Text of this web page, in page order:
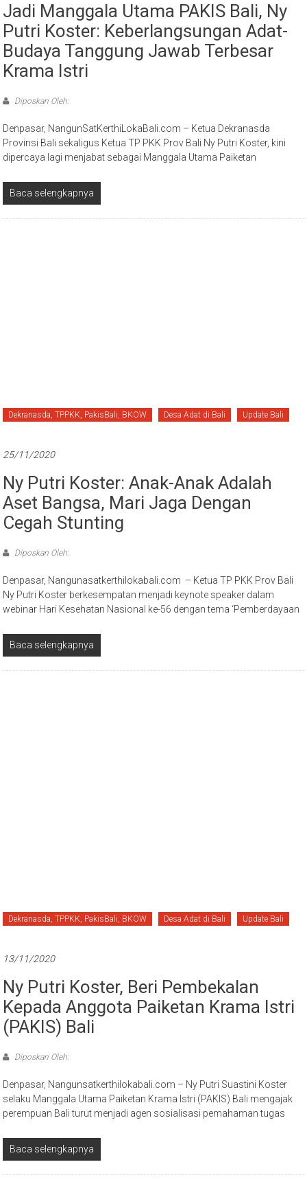
Jadi Manggala Utama PAKIS Bali, Ny
Putri Koster: Keberlangsungan Adat-
Budaya Tanggung Jawab Terbesar
Krama Istri
Diposkan Oleh:
Denpasar, NangunSatKerthiLokaBali.com – Ketua Dekranasda
Provinsi Bali sekaligus Ketua TP PKK Prov Bali Ny Putri Koster, kini
dipercaya lagi menjabat sebagai Manggala Utama Paiketan
Baca selengkapnya
Dekranasda, TPPKK, PakisBali, BKOW Desa Adat di Bali Update Bali
25/11/2020
Ny Putri Koster: Anak-Anak Adalah
Aset Bangsa, Mari Jaga Dengan
Cegah Stunting
Diposkan Oleh:
Denpasar, Nangunasatkerthilokabali.com – Ketua TP PKK Prov Bali
Ny Putri Koster berkesempatan menjadi keynote speaker dalam
webinar Hari Kesehatan Nasional ke-56 dengan tema ‘Pemberdayaan
Baca selengkapnya
Dekranasda, TPPKK, PakisBali, BKOW Desa Adat di Bali Update Bali
13/11/2020
Ny Putri Koster, Beri Pembekalan
Kepada Anggota Paiketan Krama Istri
(PAKIS) Bali
Diposkan Oleh:
Denpasar, Nangunsatkerthilokabali.com – Ny Putri Suastini Koster
selaku Manggala Utama Paiketan Krama Istri (PAKIS) Bali mengajak
perempuan Bali turut menjadi agen sosialisasi pemahaman tugas
Baca selengkapnya